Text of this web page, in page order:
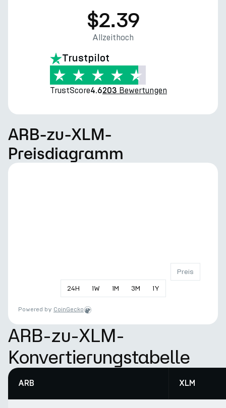
$2.39
Allzeithoch
Trustpilot
TrustScore4.6203 Bewertungen
ARB-zu-XLM-
Preisdiagramm
24H 1W 1M 3M 1Y
Preis
Powered by CoinGecko
ARB-zu-XLM-
Konvertierungstabelle
ARB XLM